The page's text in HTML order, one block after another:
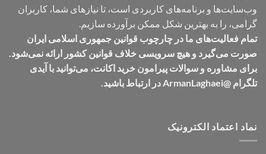
وب‌سایت‌ها و برنامه‌های کاربردی است، تا نیازهای شما، کاربران
گرامی، را به بهترین شکل ممکن برآورده سازیم.
تمام فعالیت‌های ما در چارچوب قوانین جمهوری اسلامی ایران
صورت می‌گیرد و هیچ سرویسی خلاف قوانین کشور ارائه نمی‌شود.
برای مشاوره و سوالات پیرامون خرید اکانت، می‌توانید با آیدی
تلگرام @ArmanLaghaei در ارتباط باشید.
نماد اعتماد الکترونیک